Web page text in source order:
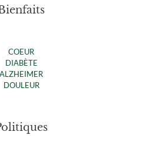
COEUR
DIABÈTE
ALZHEIMER
DOULEUR